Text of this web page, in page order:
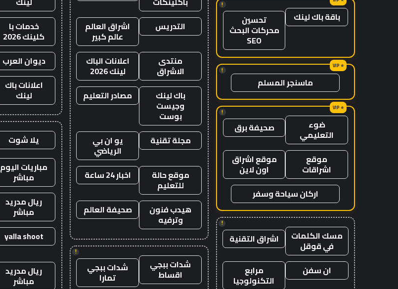
!
باقة باك لينك تحسين
محركات البحث
SEO
!
ماسنجر المسلم
!
ضوء
التعليمي صحيفة برق
موقع
اشراقات
موقع اشراق
اون لاين
اركان سياحة وسفر
!
مسك الكلمات
في قوقل اشراق التقنية
ان سفن مرابع
التكنولوجيا
التدريس اشراق العالم
عالم كبير
منتدى
الاشراق
اعلانات الباك
لينك 2026
باك لينك
وجيست
بوست
مصادر التعليم
مجلة تقنية يو ان بي
الرياضي
موقع حالة
للتعليم
اخبار 24 ساعة
هيدب فنون
وترفيه
صحيفة العالم
!
شدات ببجي
اقساط شدات ببجي
تمارا
خدمات با
كلينك 2026
ديوان العرب
اعلانات باك
لينك
يلا شوت
مباريات اليوم
مباشر
ريال مدريد
مباشر
yalla shoot
ريال مدريد
مباشر